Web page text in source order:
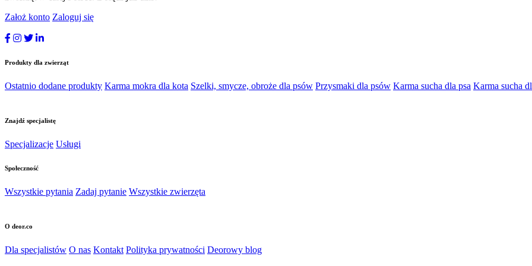
Założ konto Zaloguj się
Produkty dla zwierząt
Ostatnio dodane produkty Karma mokra dla kota Szelki, smycze, obroże dla psów Przysmaki dla psów Karma sucha dla psa Karma sucha
Znajdź specjalistę
Specjalizacje Usługi
Społeczność
Wszystkie pytania Zadaj pytanie Wszystkie zwierzęta
O deor.co
Dla specjalistów O nas Kontakt Polityka prywatności Deorowy blog